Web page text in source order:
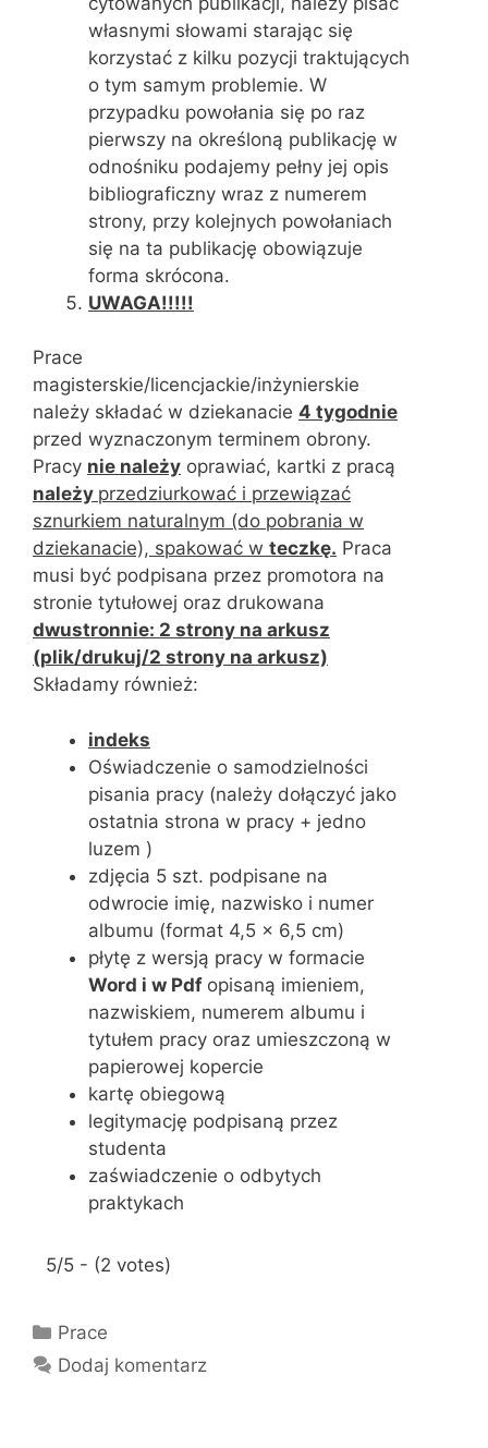
własnymi słowami starając się
korzystać z kilku pozycji traktujących
o tym samym problemie. W
przypadku powołania się po raz
pierwszy na określoną publikację w
odnośniku podajemy pełny jej opis
bibliograficzny wraz z numerem
strony, przy kolejnych powołaniach
się na ta publikację obowiązuje
forma skrócona.
UWAGA!!!!!
Prace
magisterskie/licencjackie/inżynierskie
należy składać w dziekanacie 4 tygodnie
przed wyznaczonym terminem obrony.
Pracy nie należy oprawiać, kartki z pracą
należy przedziurkować i przewiązać
sznurkiem naturalnym (do pobrania w
dziekanacie), spakować w teczkę. Praca
musi być podpisana przez promotora na
stronie tytułowej oraz drukowana
dwustronnie: 2 strony na arkusz
(plik/drukuj/2 strony na arkusz)
Składamy również:
indeks
Oświadczenie o samodzielności
pisania pracy (należy dołączyć jako
ostatnia strona w pracy + jedno
luzem )
zdjęcia 5 szt. podpisane na
odwrocie imię, nazwisko i numer
albumu (format 4,5 x 6,5 cm)
płytę z wersją pracy w formacie
Word i w Pdf opisaną imieniem,
nazwiskiem, numerem albumu i
tytułem pracy oraz umieszczoną w
papierowej kopercie
kartę obiegową
legitymację podpisaną przez
studenta
zaświadczenie o odbytych
praktykach
5/5 - (2 votes)
K
a
Prace
Dodaj komentarz